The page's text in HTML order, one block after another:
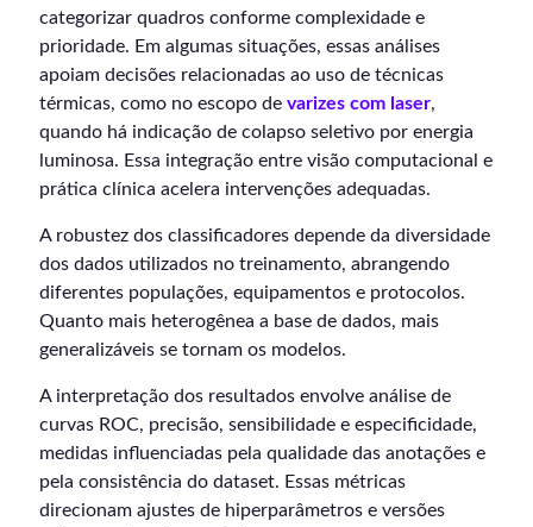
categorizar quadros conforme complexidade e
prioridade. Em algumas situações, essas análises
apoiam decisões relacionadas ao uso de técnicas
térmicas, como no escopo de varizes com laser,
quando há indicação de colapso seletivo por energia
luminosa. Essa integração entre visão computacional e
prática clínica acelera intervenções adequadas.
A robustez dos classificadores depende da diversidade
dos dados utilizados no treinamento, abrangendo
diferentes populações, equipamentos e protocolos.
Quanto mais heterogênea a base de dados, mais
generalizáveis se tornam os modelos.
A interpretação dos resultados envolve análise de
curvas ROC, precisão, sensibilidade e especificidade,
medidas influenciadas pela qualidade das anotações e
pela consistência do dataset. Essas métricas
direcionam ajustes de hiperparâmetros e versões